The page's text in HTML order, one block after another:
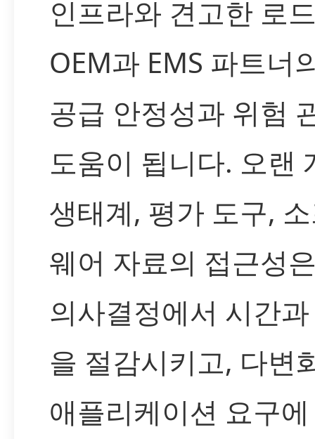
인프라와 견고한 로
OEM과 EMS 파트너
공급 안정성과 위험
도움이 됩니다. 오랜
생태계, 평가 도구,
웨어 자료의 접근성
의사결정에서 시간
을 절감시키고, 다변
애플리케이션 요구